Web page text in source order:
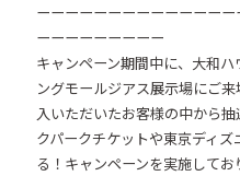
ーーーーーーーーーーーーー
ーーーーーーーーー
キャンペーン期間中に、大和
ングモールジアス展示場にご
入いただいたお客様の中から
クパークチケットや東京ディ
る！キャンペーンを実施してお